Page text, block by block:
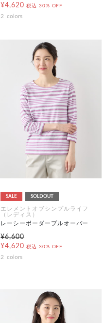
¥4,620 税込 30% OFF
2 colors
SALE SOLDOUT
エレメントオブシンプルライフ
（レディス）
レーシーボーダープルオーバー
¥6,600
¥4,620 税込 30% OFF
2 colors